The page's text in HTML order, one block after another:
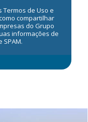
Termos de Uso e
compartilhar
do Grupo
informações de